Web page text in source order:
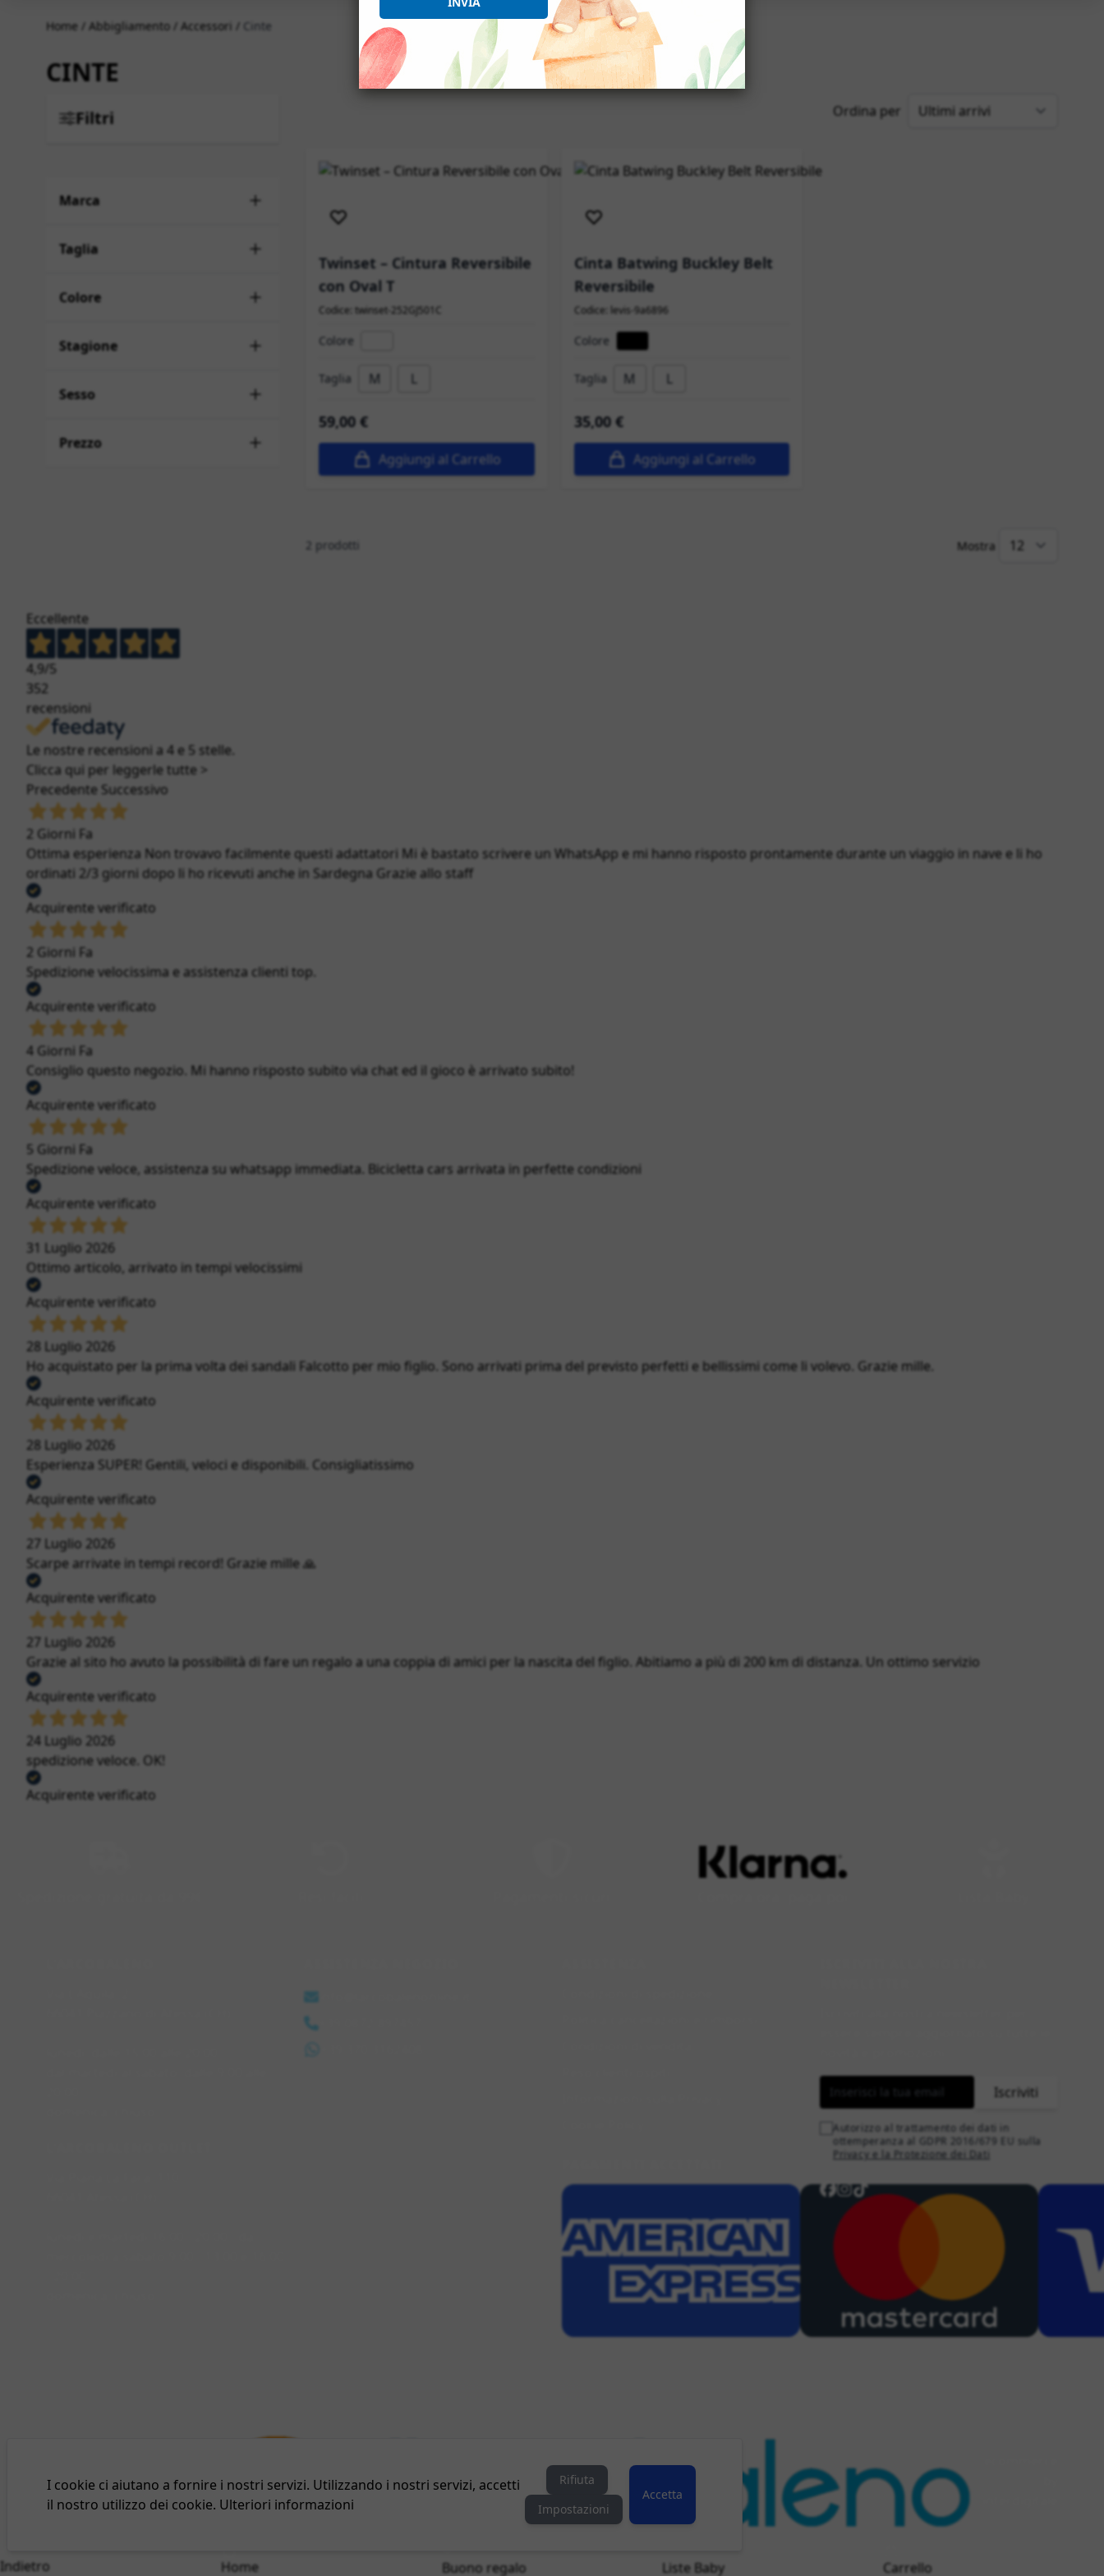
I cookie ci aiutano a fornire i nostri servizi. Utilizzando i nostri servizi, accetti
il ​​nostro utilizzo dei cookie. Ulteriori informazioni
Rifiuta
Impostazioni
Accetta
Home / Abbigliamento / Accessori / Cinte
CINTE
Filtri
Marca
Taglia
Colore
Stagione
Sesso
Prezzo
Ordina per
Twinset – Cintura Reversibile
con Oval T
Codice: twinset-252GJ501C
Colore
Taglia M L
59,00 €
Aggiungi al Carrello
Cinta Batwing Buckley Belt
Reversibile
Codice: levis-9a6896
Colore
Taglia M L
35,00 €
Aggiungi al Carrello
2 prodotti Mostra
Eccellente
4,9/5
352
recensioni
Le nostre recensioni a 4 e 5 stelle.
Clicca qui per leggerle tutte >
Precedente Successivo
2 Giorni Fa
Ottima esperienza Non trovavo facilmente questi adattatori Mi è bastato scrivere un WhatsApp e mi hanno risposto prontamente durante un viaggio in nave e li ho
ordinati 2/3 giorni dopo li ho ricevuti anche in Sardegna Grazie allo staff
Acquirente verificato
2 Giorni Fa
Spedizione velocissima e assistenza clienti top.
Acquirente verificato
4 Giorni Fa
Consiglio questo negozio. Mi hanno risposto subito via chat ed il gioco è arrivato subito!
Acquirente verificato
5 Giorni Fa
Spedizione veloce, assistenza su whatsapp immediata. Bicicletta cars arrivata in perfette condizioni
Acquirente verificato
31 Luglio 2026
Ottimo articolo, arrivato in tempi velocissimi
Acquirente verificato
28 Luglio 2026
Ho acquistato per la prima volta dei sandali Falcotto per mio figlio. Sono arrivati prima del previsto perfetti e bellissimi come li volevo. Grazie mille.
Acquirente verificato
28 Luglio 2026
Esperienza SUPER! Gentili, veloci e disponibili. Consigliatissimo
Acquirente verificato
27 Luglio 2026
Scarpe arrivate in tempi record! Grazie mille 🙏
Acquirente verificato
27 Luglio 2026
Grazie al sito ho avuto la possibilità di fare un regalo a una coppia di amici per la nascita del figlio. Abitiamo a più di 200 km di distanza. Un ottimo servizio
Acquirente verificato
24 Luglio 2026
spedizione veloce. OK!
Acquirente verificato
Iscriviti
Autorizzo al trattamento dei dati in
ottemperanza al GDPR 2016/679 EU sulla
Privacy e la Protezione dei Dati
C.F./P.IVA
IT02024820694
Indietro Home Buono regalo Liste Baby Carrello